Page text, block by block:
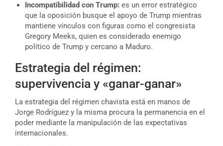
Incompatibilidad con Trump: es un error estratégico
que la oposición busque el apoyo de Trump mientras
mantiene vínculos con figuras como el congresista
Gregory Meeks, quien es considerado enemigo
político de Trump y cercano a Maduro.
Estrategia del régimen:
supervivencia y «ganar-ganar»
La estrategia del régimen chavista está en manos de
Jorge Rodríguez y la misma procura la permanencia en el
poder mediante la manipulación de las expectativas
internacionales.